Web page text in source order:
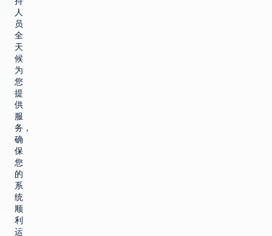
人
员
全
天
候
为
您
提
供
服
务，
确
保
您
的
系
统
顺
利
运